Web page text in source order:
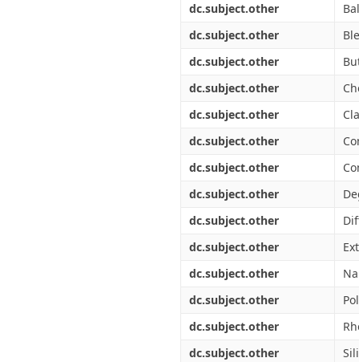
dc.subject.other
dc.subject.other
dc.subject.other
dc.subject.other
dc.subject.other
dc.subject.other
dc.subject.other
dc.subject.other
dc.subject.other
dc.subject.other
dc.subject.other
dc.subject.other
dc.subject.other
dc.subject.other